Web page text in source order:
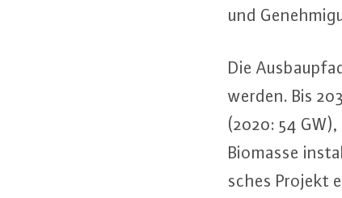
und
Die
werden. Bis
(2020: 54
Biomasse
sches Projekt